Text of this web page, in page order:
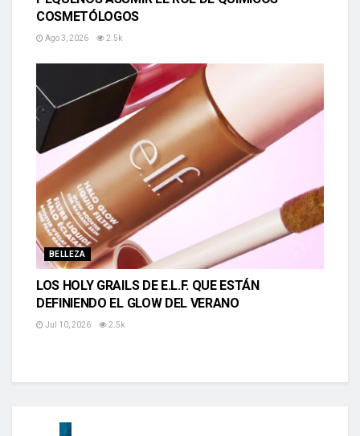
COSMETÓLOGOS
Ago 3, 2026 2.5k
BELLEZA
LOS HOLY GRAILS DE E.L.F. QUE ESTÁN
DEFINIENDO EL GLOW DEL VERANO
Jul 10, 2026 2.5k